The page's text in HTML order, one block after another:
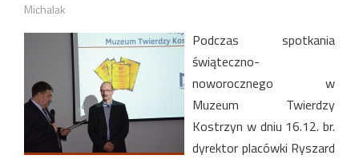
Michalak
Podczas spotkania
świąteczno-
noworocznego w
Muzeum Twierdzy
Kostrzyn w dniu 16.12. br.
dyrektor placówki Ryszard